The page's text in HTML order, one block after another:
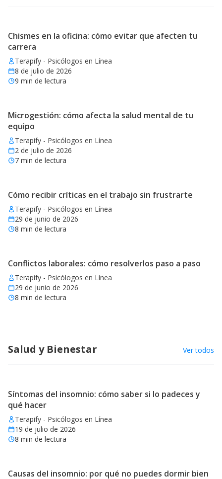
Chismes en la oficina: cómo evitar que afecten tu
carrera
Terapify - Psicólogos en Línea
8 de julio de 2026
9 min de lectura
Microgestión: cómo afecta la salud mental de tu
equipo
Terapify - Psicólogos en Línea
2 de julio de 2026
7 min de lectura
Cómo recibir críticas en el trabajo sin frustrarte
Terapify - Psicólogos en Línea
29 de junio de 2026
8 min de lectura
Conflictos laborales: cómo resolverlos paso a paso
Terapify - Psicólogos en Línea
29 de junio de 2026
8 min de lectura
Salud y Bienestar Ver todos
Síntomas del insomnio: cómo saber si lo padeces y
qué hacer
Terapify - Psicólogos en Línea
19 de julio de 2026
8 min de lectura
Causas del insomnio: por qué no puedes dormir bien